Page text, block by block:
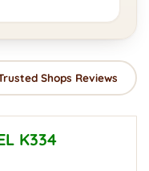
Shops Reviews
K334